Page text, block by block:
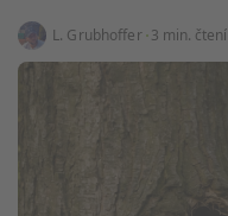
L. Grubhoffer 3 min. čtení